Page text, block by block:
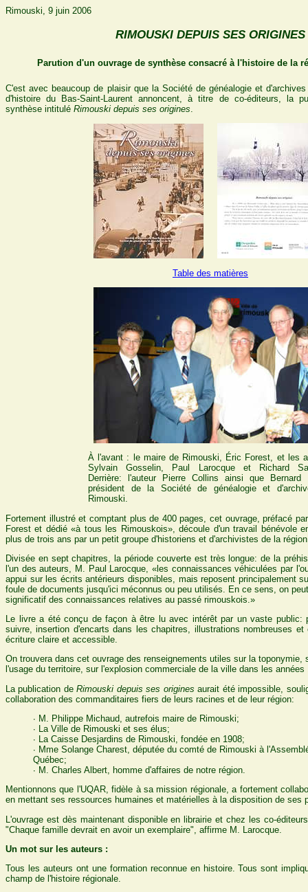
Rimouski, 9 juin 2006
RIMOUSKI DEPUIS SES ORIGINES
Parution d'un ouvrage de synthèse consacré à l'histoire de la
C'est avec beaucoup de plaisir que la Société de généalogie et
d'histoire du Bas-Saint-Laurent annoncent, à titre de co-éditeurs, la
synthèse intitulé Rimouski depuis ses origines
Table des matières
À l'avant : le maire de Rimouski, Éric Forest, et les
Sylvain Gosselin, Paul Larocque et Richard
Derrière: l'auteur Pierre Collins ainsi que Bernard
président de la Société de généalogie et
Rimouski.
Fortement illustré et comptant plus de 400 pages, cet ouvrage, préfacé
Forest et dédié «à tous les Rimouskois», découle d'un travail bénévole
plus de trois ans par un petit groupe d'historiens et d'archivistes de la
Divisée en sept chapitres, la période couverte est très longue: de la
l'un des auteurs, M. Paul Larocque, «les connaissances véhiculées par
appui sur les écrits antérieurs disponibles, mais reposent principalement
foule de documents jusqu'ici méconnus ou peu utilisés. En ce sens, on
significatif des connaissances relatives au passé rimouskois.»
Le livre a été conçu de façon à être lu avec intérêt par un vaste public:
suivre, insertion d'encarts dans les chapitres, illustrations nombreuses et
écriture claire et accessible.
On trouvera dans cet ouvrage des renseignements utiles sur la toponymie,
l'usage du territoire, sur l'explosion commerciale de la ville dans les années
La publication deRimouski depuis ses origines aurait été impossible,
collaboration des commanditaires fiers de leurs racines et de leur région:
· M. Philippe Michaud, autrefois maire de Rimouski;
· La Ville de Rimouski et ses élus;
· La Caisse Desjardins de Rimouski, fondée en 1908;
· Mme Solange Charest, députée du comté de Rimouski à
Québec;
· M. Charles Albert, homme d'affaires de notre région.
Mentionnons que l'UQAR, fidèle à sa mission régionale, a fortement
en mettant ses ressources humaines et matérielles à la disposition de ses
L'ouvrage est dès maintenant disponible en librairie et chez les co-
"Chaque famille devrait en avoir un exemplaire", affirme M. Larocque.
Un mot sur les auteurs :
Tous les auteurs ont une formation reconnue en histoire. Tous sont
champ de l'histoire régionale.